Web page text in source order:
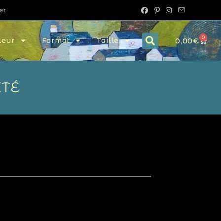
Format Taille 0,00€ 0